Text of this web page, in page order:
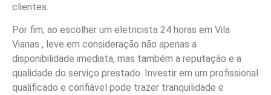
clientes.
Por fim, ao escolher um eletricista 24 horas em Vila
Vianas , leve em consideração não apenas a
disponibilidade imediata, mas também a reputação e a
qualidade do serviço prestado. Investir em um profissional
qualificado e confiável pode trazer tranquilidade e